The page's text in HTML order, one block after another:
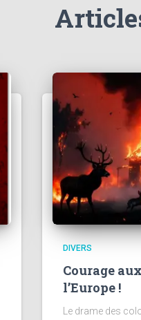
DIVERS
Courage
l’Europe !
Le drame des